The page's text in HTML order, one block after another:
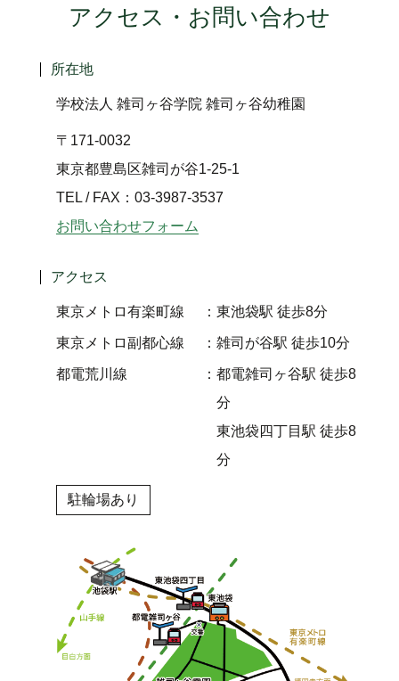
アクセス・お問い合わせ
所在地
学校法人 雑司ヶ谷学院 雑司ヶ谷幼稚園
〒171-0032
東京都豊島区雑司が谷1-25-1
TEL / FAX：03-3987-3537
お問い合わせフォーム
アクセス
東京メトロ有楽町線 東池袋駅 徒歩8分
東京メトロ副都心線 雑司が谷駅 徒歩10分
都電荒川線
都電雑司ヶ谷駅 徒歩8
分
東池袋四丁目駅 徒歩8
分
駐輪場あり